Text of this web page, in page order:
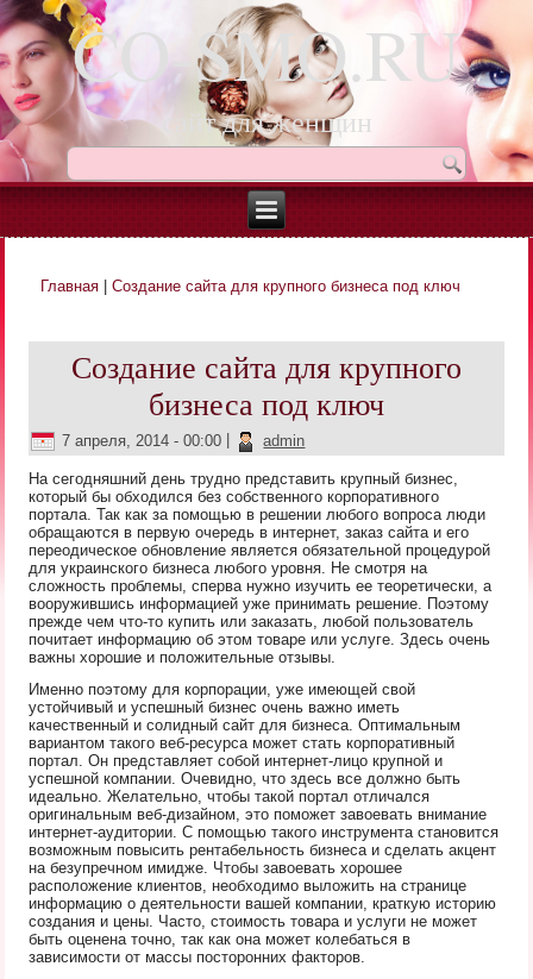
CO-SMO.RU
сайт для женщин
Вы здесь
Главная| Создание сайта для крупного бизнеса под ключ
Создание сайта для крупного
бизнеса под ключ
7 апреля, 2014 - 00:00 admin
На сегодняшний день трудно представить крупный бизнес,
который бы обходился без собственного корпоративного
портала. Так как за помощью в решении любого вопроса люди
обращаются в первую очередь в интернет, заказ сайта и его
переодическое обновление является обязательной процедурой
для украинского бизнеса любого уровня. Не смотря на
сложность проблемы, сперва нужно изучить ее теоретически, а
вооружившись информацией уже принимать решение. Поэтому
прежде чем что-то купить или заказать, любой пользователь
почитает информацию об этом товаре или услуге. Здесь очень
важны хорошие и положительные отзывы.
Именно поэтому для корпорации, уже имеющей свой
устойчивый и успешный бизнес очень важно иметь
качественный и солидный cайт для бизнеса. Оптимальным
вариантом такого веб-ресурса может стать корпоративный
портал. Он представляет собой интернет-лицо крупной и
успешной компании. Очевидно, что здесь все должно быть
идеально. Желательно, чтобы такой портал отличался
оригинальным веб-дизайном, это поможет завоевать внимание
интернет-аудитории. С помощью такого инструмента становится
возможным повысить рентабельность бизнеса и сделать акцент
на безупречном имидже. Чтобы завоевать хорошее
расположение клиентов, необходимо выложить на странице
информацию о деятельности вашей компании, краткую историю
создания и цены. Часто, стоимость товара и услуги не может
быть оценена точно, так как она может колебаться в
зависимости от массы посторонних факторов.